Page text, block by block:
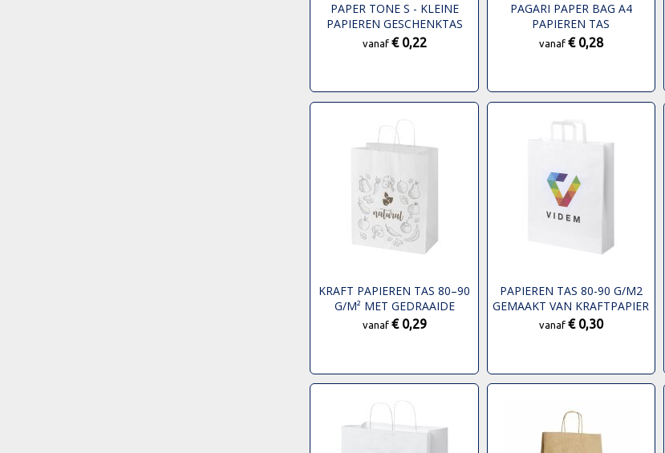
PAPER TONE S - KLEINE
PAPIEREN GESCHENKTAS
vanaf € 0,22
PAGARI PAPER BAG A4
PAPIEREN TAS
vanaf € 0,28
KRAFT PAPIEREN TAS 80–90
G/M² MET GEDRAAIDE
HANDVATTEN – 32 X 17 X 39
vanaf € 0,29
PAPIEREN TAS 80-90 G/M2
GEMAAKT VAN KRAFTPAPIER
MET PLATTE HANDGREPEN -
32 X 12 X 40 CM
vanaf € 0,30